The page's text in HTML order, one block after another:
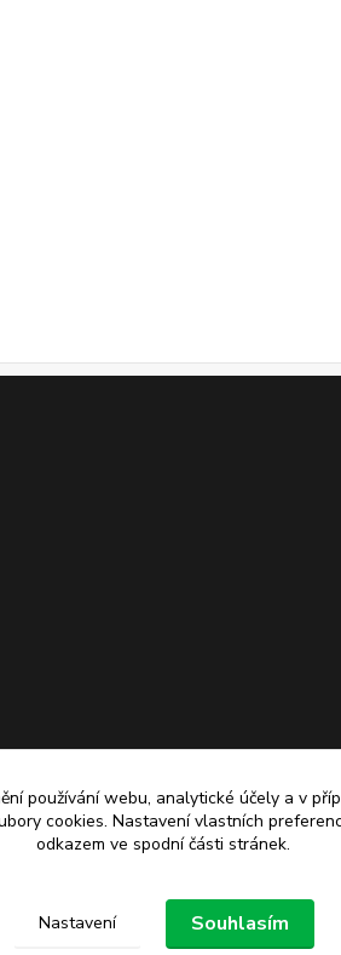
používání webu, analytické účely a v
cookies. Nastavení vlastních
odkazem ve spodní části stránek.
Nastavení Souhlasím